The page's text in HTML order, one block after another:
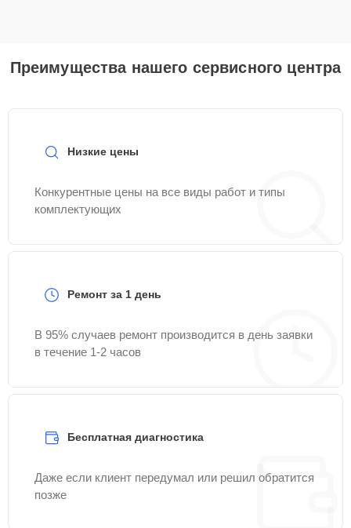
Преимущества нашего сервисного центра
Низкие цены
Конкурентные цены на все виды работ и типы
комплектующих
Ремонт за 1 день
В 95% случаев ремонт производится в день заявки
в течение 1-2 часов
Бесплатная диагностика
Даже если клиент передумал или решил обратится
позже